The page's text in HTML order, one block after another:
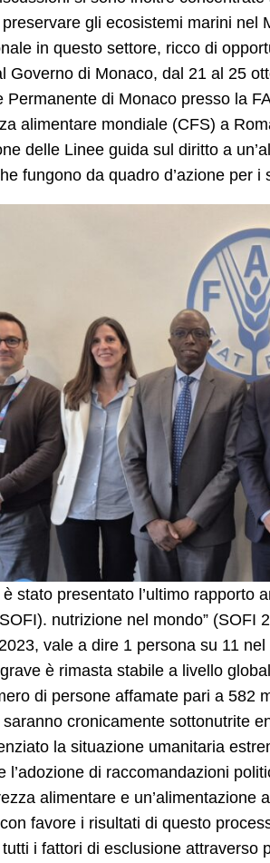
gli ecosistemi marini
in questo settore, ricco di
Governo di Monaco, dal 21 al 25
Permanente di Monaco presso la
alimentare mondiale (CFS) a
delle Linee guida sul diritto a
fungono da quadro d’azione per i
stato presentato l’ultimo
nutrizione nel mondo”
vale a dire 1 persona su 11
è rimasta stabile a livello
di persone affamate pari a 582
cronicamente sottonutrite
la situazione umanitaria
l’adozione di raccomandazioni
alimentare e
favore i risultati di questo
i fattori di esclusione attraverso